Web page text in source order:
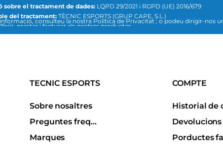
sobre el tractament de dades: LQPD 29/2021 i RGPD (UE) 2016/679
del tractament:
TÈCNIC ESPORTS (GRUP CAPE, S.L.)
prestar i facturar els nostres productes
Consentiment de la persona interessada.
la nostra Política de Privacitat ; o podeu dirigir-nos un escrit a la
TECNIC ESPORTS
Sobre nosaltres
Preguntes freqüents
Marques
COMPTE
Devolucions